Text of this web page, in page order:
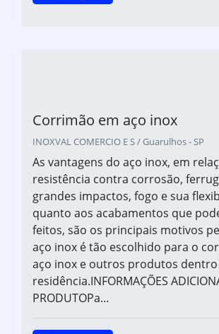
Corrimão em aço inox
INOXVAL COMERCIO E S / Guarulhos - SP
As vantagens do aço inox, em
resistência contra corrosão,
grandes impactos, fogo e sua
quanto aos acabamentos que
feitos, são os principais motivos
aço inox é tão escolhido para o
aço inox e outros produtos
residência.INFORMAÇÕES
PRODUTOPa...